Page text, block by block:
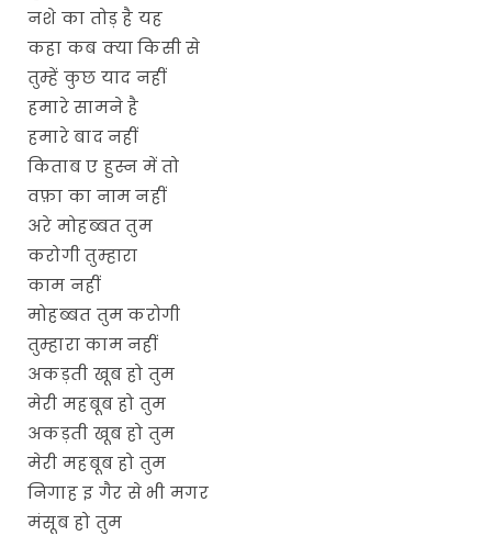
नशे का तोड़ है यह
कहा कब क्या किसी से
तुम्हें कुछ याद नहीं
हमारे सामने है
हमारे बाद नहीं
किताब ए हुस्न में तो
वफ़ा का नाम नहीं
अरे मोहब्बत तुम
करोगी तुम्हारा
काम नहीं
मोहब्बत तुम करोगी
तुम्हारा काम नहीं
अकड़ती खूब हो तुम
मेरी महबूब हो तुम
अकड़ती खूब हो तुम
मेरी महबूब हो तुम
निगाह इ गैर से भी मगर
मंसूब हो तुम